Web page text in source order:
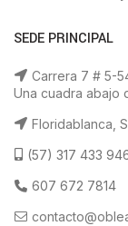
SEDE PRINCIPAL
Carrera 7 # 5-
Una cuadra abajo
Floridablanca,
(57) 317 433
607 672 7814